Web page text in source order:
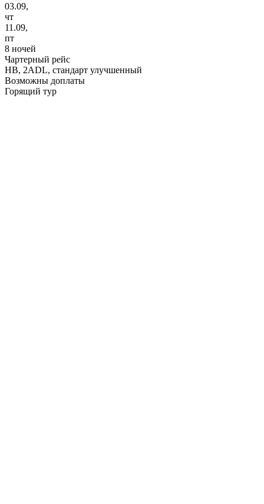
03.09,
чт
11.09,
пт
8 ночей
Чартерный рейс
HB, 2ADL, стандарт улучшенный
Возможны доплаты
Горящий тур